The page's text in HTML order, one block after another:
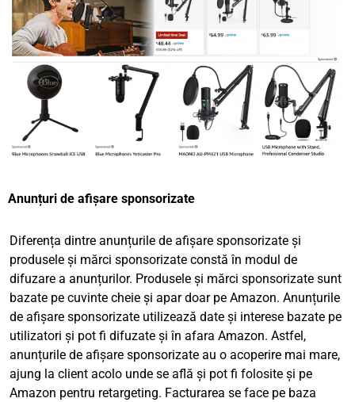
Anunțuri de afișare sponsorizate
Diferența dintre anunțurile de afișare sponsorizate și
produsele și mărci sponsorizate constă în modul de
difuzare a anunțurilor. Produsele și mărci sponsorizate sunt
bazate pe cuvinte cheie și apar doar pe Amazon. Anunțurile
de afișare sponsorizate utilizează date și interese bazate pe
utilizatori și pot fi difuzate și în afara Amazon. Astfel,
anunțurile de afișare sponsorizate au o acoperire mai mare,
ajung la client acolo unde se află și pot fi folosite și pe
Amazon pentru retargeting. Facturarea se face pe baza